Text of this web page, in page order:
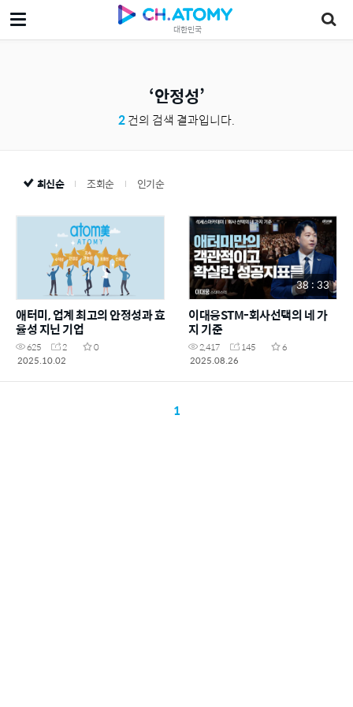
대한민국
안정성
2건의 검색 결과입니다.
최신순 조회순 인기순
애터미, 업계 최고의 안정성과 효
율성 지닌 기업
625 2
0
2025.10.02
38 : 33
이대웅STM-회사선택의 네 가
지 기준
2,417 145
6
2025.08.26
1